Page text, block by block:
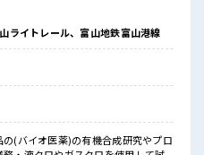
ート満喫！
♪
安だけど、
指していきましょう！
ライトレール、富山地鉄富山港線
の(バイオ医薬)の有機合成研究やプロ